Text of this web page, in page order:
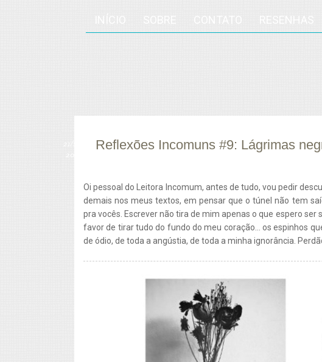
Reflexões Incomuns #9: Lágrimas
Oi pessoal do Leitora Incomum, antes de tudo, vou pedir
demais nos meus textos, em pensar que o túnel não tem
pra vocês. Escrever não tira de mim apenas o que espero
favor de tirar tudo do fundo do meu coração... os espinhos
de ódio, de toda a angústia, de toda a minha ignorância.